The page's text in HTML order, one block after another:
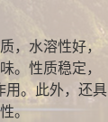
，水溶性好，
。性质稳定，
用。此外，还具
。